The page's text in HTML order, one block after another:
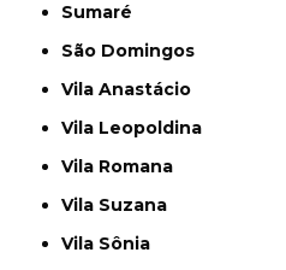
Sumaré
São Domingos
Vila Anastácio
Vila Leopoldina
Vila Romana
Vila Suzana
Vila Sônia